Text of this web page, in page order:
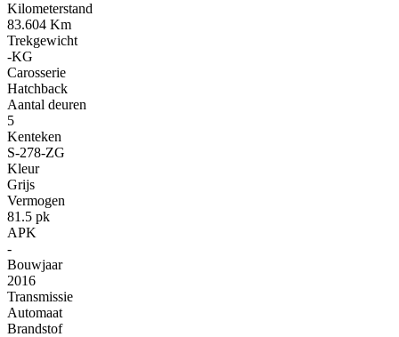
Kilometerstand
83.604 Km
Trekgewicht
-KG
Carosserie
Hatchback
Aantal deuren
5
Kenteken
S-278-ZG
Kleur
Grijs
Vermogen
81.5 pk
APK
-
Bouwjaar
2016
Transmissie
Automaat
Brandstof